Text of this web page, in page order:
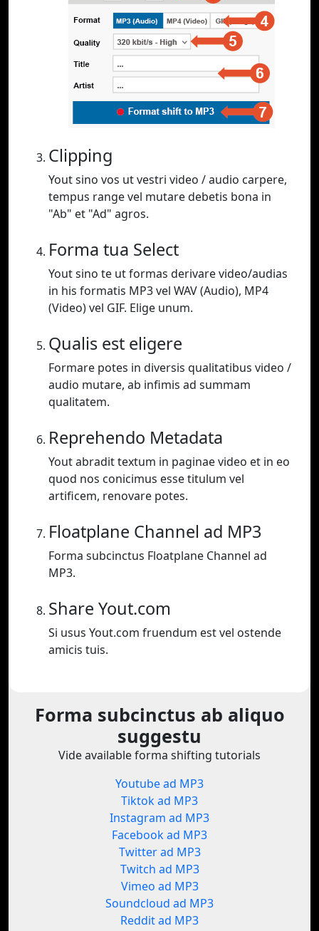
Clipping
Yout sino vos ut vestri video / audio carpere,
tempus range vel mutare debetis bona in
"Ab" et "Ad" agros.
Forma tua Select
Yout sino te ut formas derivare video/audias
in his formatis MP3 vel WAV (Audio), MP4
(Video) vel GIF. Elige unum.
Qualis est eligere
Formare potes in diversis qualitatibus video /
audio mutare, ab infimis ad summam
qualitatem.
Reprehendo Metadata
Yout abradit textum in paginae video et in eo
quod nos conicimus esse titulum vel
artificem, renovare potes.
Floatplane Channel ad MP3
Forma subcinctus Floatplane Channel ad
MP3.
Share Yout.com
Si usus Yout.com fruendum est vel ostende
amicis tuis.
Forma subcinctus ab aliquo
suggestu
Vide available forma shifting tutorials
Youtube ad MP3
Tiktok ad MP3
Instagram ad MP3
Facebook ad MP3
Twitter ad MP3
Twitch ad MP3
Vimeo ad MP3
Soundcloud ad MP3
Reddit ad MP3